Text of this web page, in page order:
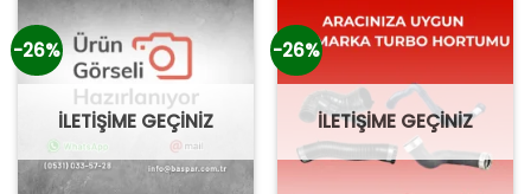
-26%
İLETİŞİME GEÇİNİZ
-26%
İLETİŞİME GEÇİNİZ